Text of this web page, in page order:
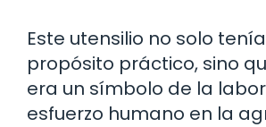
Este utensilio no solo
propósito práctico, sino
era un símbolo de la
esfuerzo humano en la